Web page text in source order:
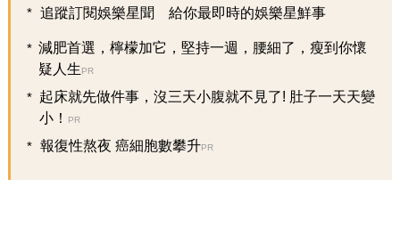
追蹤訂閱娛樂星聞 給你最即時的娛樂星鮮事
減肥首選，檸檬加它，堅持一週，腰細了，瘦到你懷
疑人生PR
起床就先做件事，沒三天小腹就不見了! 肚子一天天變
小！
PR
報復性熬夜 癌細胞數攀升PR